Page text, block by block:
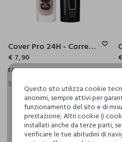
Cover Pro 24H - Correttore Alta Coprenza
€ 7,90
FASUL
5 ColoriQuesto sito utilizza cookie
anonimi, sempre attivi per
funzionamento del sito e di
prestazione; Altri cookie (i
installati anche da terze parti,
verificare le tue abitudini di